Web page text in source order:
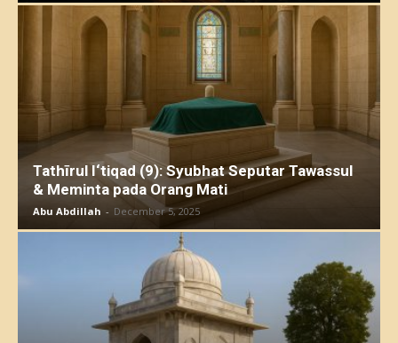
Tathīrul I‘tiqad (9): Syubhat Seputar Tawassul
& Meminta pada Orang Mati
Abu Abdillah - December 5, 2025